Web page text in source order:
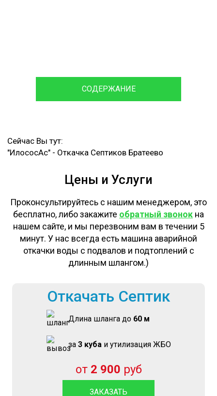
СОДЕРЖАНИЕ
Сейчас Вы тут:
"ИлососАс" - Откачка Септиков Братеево
Цены и Услуги
Проконсультируйтесь с нашим менеджером, это
бесплатно, либо закажите обратный звонок на
нашем сайте, и мы перезвоним вам в течении 5
минут. У нас всегда есть машина аварийной
откачки воды с подвалов и подтоплений с
длинным шлангом.)
Откачать Септик
Длина шланга до 60 м
за 3 кубаи утилизация ЖБО
от 2 900 руб
ЗАКАЗАТЬ